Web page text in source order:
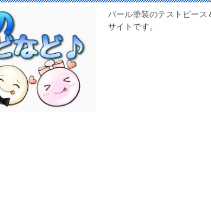
パール塗装のテストピース
サイトです。